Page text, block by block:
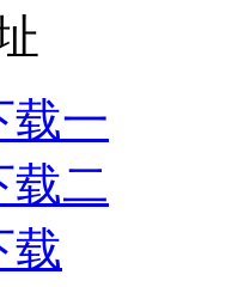
载一
载二
载